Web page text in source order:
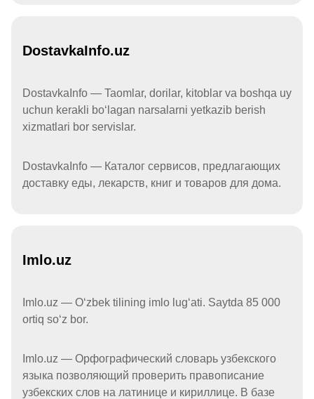
DostavkaInfo.uz
DostavkaInfo — Taomlar, dorilar, kitoblar va boshqa uy
uchun kerakli boʻlagan narsalarni yetkazib berish
xizmatlari bor servislar.
DostavkaInfo — Каталог сервисов, предлагающих
доставку еды, лекарств, книг и товаров для дома.
Imlo.uz
Imlo.uz — Oʻzbek tilining imlo lugʻati. Saytda 85 000
ortiq soʻz bor.
Imlo.uz — Орфографический словарь узбекского
языка позволяющий проверить правописание
узбекских слов на латинице и кириллице. В базе